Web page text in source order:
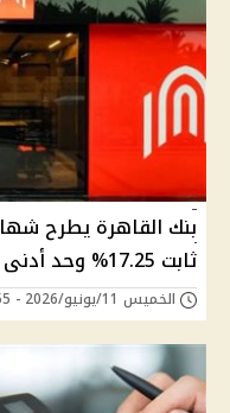
بنك القاهرة يطرح
ثابت 17.25% وحد أدنى مليون جنيه
الخميس 11/يونيو/2026 - 04:55 م